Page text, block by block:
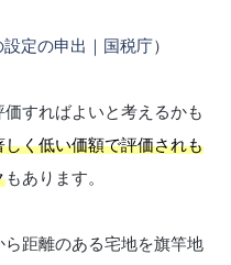
定の申出｜国税庁）
すればよいと考えるかも
しく低い価額で評価されも
もあります。
距離のある宅地を旗竿地